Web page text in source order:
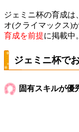
ジェミニ杯の育成は
オ(クライマックス)
育成を前提に掲載中。
ジェミニ杯で
固有スキルが優